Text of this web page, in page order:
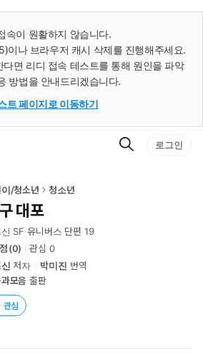
속이 원활하지 않습니다.
이나 브라우저 캐시 삭제를 진행해주세요.
면 리디 접속 테스트를 통해 원인을 파악
방법을 안내드리겠습니다.
트 페이지로 이동하기
검
로그인
/청소년 청소년
대포
SF 유니버스 단편 19
(0) 관심 0
저자 박미진 번역
모음 출판
관심